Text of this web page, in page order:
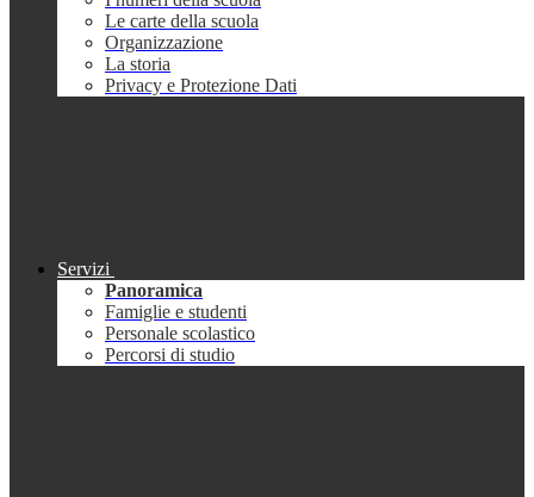
Le carte della scuola
Organizzazione
La storia
Privacy e Protezione Dati
Servizi
Panoramica
Famiglie e studenti
Personale scolastico
Percorsi di studio